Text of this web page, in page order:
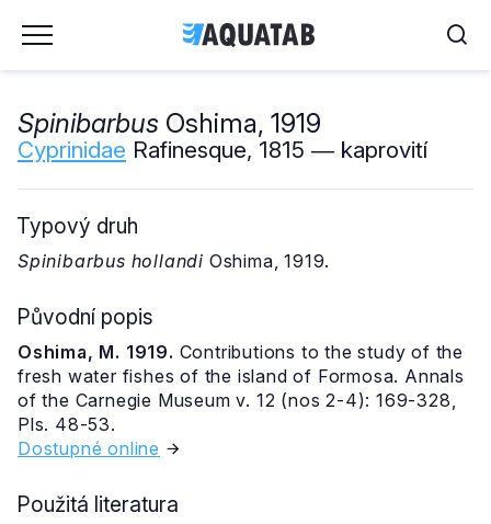
Spinibarbus Oshima, 1919
Cyprinidae Rafinesque, 1815 ― kaprovití
Typový druh
Spinibarbus hollandi Oshima, 1919.
Původní popis
Oshima, M. 1919. Contributions to the study of the
fresh water fishes of the island of Formosa. Annals
of the Carnegie Museum v. 12 (nos 2-4): 169-328,
Pls. 48-53.
Dostupné online
Použitá literatura